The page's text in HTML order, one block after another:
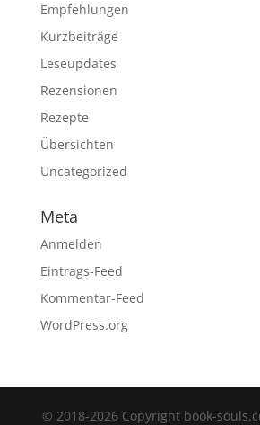
Empfehlungen
Kurzbeiträge
Leseupdates
Rezensionen
Rezepte
Übersichten
Uncategorized
Meta
Anmelden
Eintrags-Feed
Kommentar-Feed
WordPress.org
© 2018-2026 Copyright book-